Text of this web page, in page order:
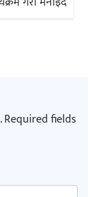
Required fields